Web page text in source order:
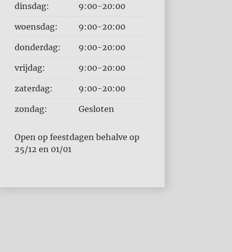
dinsdag: 9:00-20:00
woensdag: 9:00-20:00
donderdag: 9:00-20:00
vrijdag: 9:00-20:00
zaterdag: 9:00-20:00
zondag: Gesloten
Open op feestdagen behalve op
25/12 en 01/01